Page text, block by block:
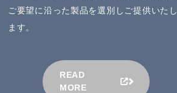
ご要望に沿った製品を選別しご提供いたし
ます。
READ
MORE